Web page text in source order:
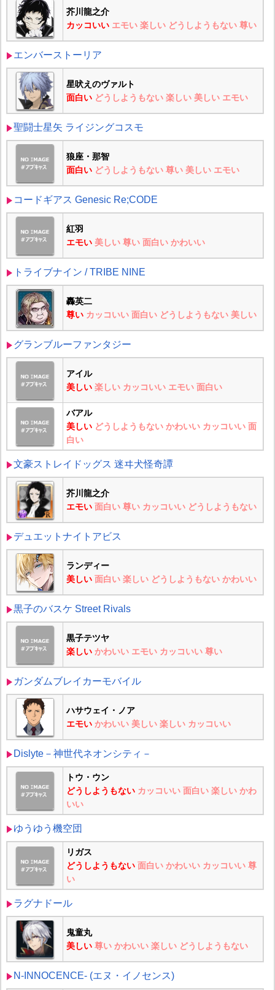
芥川龍之介
カッコいい エモい 楽しい どうしようもない 尊い
エンバーストーリア
星吠えのヴァルト
面白い どうしようもない 楽しい 美しい エモい
聖闘士星矢 ライジングコスモ
狼座・那智
面白い どうしようもない 尊い 美しい エモい
コードギアス Genesic Re;CODE
紅羽
エモい 美しい 尊い 面白い かわいい
トライブナイン / TRIBE NINE
轟英二
尊い カッコいい 面白い どうしようもない 美しい
グランブルーファンタジー
アイル
美しい 楽しい カッコいい エモい 面白い
バアル
美しい どうしようもない かわいい カッコいい 面
白い
文豪ストレイドッグス 迷ヰ犬怪奇譚
芥川龍之介
エモい 面白い 尊い カッコいい どうしようもない
デュエットナイトアビス
ランディー
美しい 面白い 楽しい どうしようもない かわいい
黒子のバスケ Street Rivals
黒子テツヤ
楽しい かわいい エモい カッコいい 尊い
ガンダムブレイカーモバイル
ハサウェイ・ノア
エモい かわいい 美しい 楽しい カッコいい
Dislyte－神世代ネオンシティ－
トウ・ウン
どうしようもない カッコいい 面白い 楽しい かわ
いい
ゆうゆう機空団
リガス
どうしようもない 面白い かわいい カッコいい 尊
い
ラグナドール
鬼童丸
美しい 尊い かわいい 楽しい どうしようもない
N-INNOCENCE- (エヌ・イノセンス)